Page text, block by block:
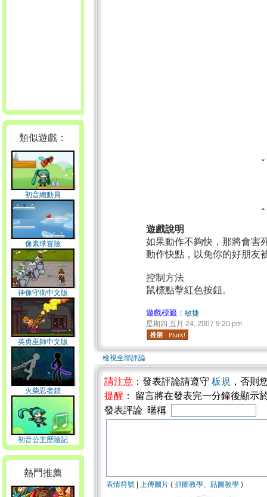
類似遊戲：
初音總動員
像素球冒險
神像守衛中文版
英勇巫師中文版
火柴忍者鏢
初音公主歷險記
熱門推薦
遊戲說明
如果動作不夠快，那將會害
動作快點，以免你的好朋友
控制方法
鼠標點擊紅色按鈕。
遊戲標籤：敏捷
星期四 五月 24, 2007 9:20 pm
檢視全部評論
請注意 ：發表評論請遵守 板規 ，否則
提醒 ： 留言將在發表完一分鐘後顯示
發表評論 暱稱
表情符號 上傳圖片 ( 抓圖教學、 貼圖教學 )